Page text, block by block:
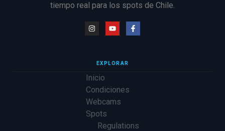
tiempo real para los spots de Chile.
EXPLORAR
Inicio
Condiciones
Webcams
Spots
Regulations